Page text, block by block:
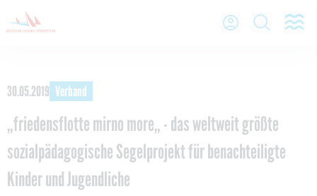
Open
30.05.2019 Verband
„friedensflotte mirno more„ - das weltweit größte
sozialpädagogische Segelprojekt für benachteiligte
Kinder und Jugendliche